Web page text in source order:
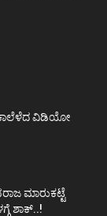
ವಿಡಿಯೋ
ಮಾರುಕಟ್ಟೆ
ಶಾಕ್..!